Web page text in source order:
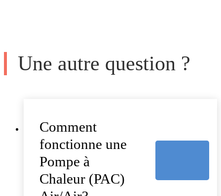
Une autre question ?
Comment
fonctionne une
Pompe à
Chaleur (PAC)